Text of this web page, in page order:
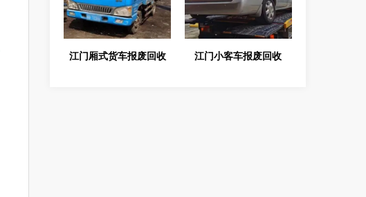
江门厢式货车报废回收 江门小客车报废回收